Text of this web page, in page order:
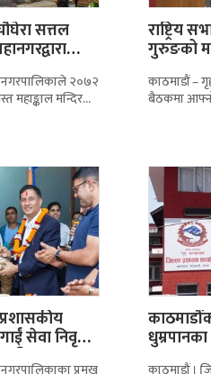
सत्तल
२०७२
महाङ्काल मन्दिर
राष्ट्रिय
गुरुङको
काठमाडौं –
बैठकमा
सेवा निवृत्त,
बनाउन